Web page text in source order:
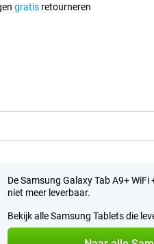
gratisretourneren
De Samsung Galaxy Tab A9+
niet meer leverbaar.
Bekijk alle Samsung Tablets die